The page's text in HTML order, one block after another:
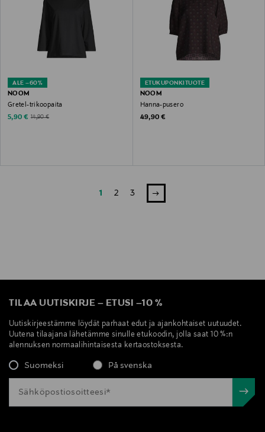
ALE –60%
NOOM
Gretel-trikoopaita
Discounted Price
5,90 € Original Price
14,90 €
ETUKUPONKITUOTE
NOOM
Hanna-pusero
Original Price
49,90 €
1 2 3
TILAA UUTISKIRJE – ETUSI –10 %
Uutiskirjeestämme löydät parhaat edut ja ajankohtaiset uutuudet.
Uutena tilaajana lähetämme sinulle etukoodin, jolla saat 10 %:n
alennuksen normaalihintaisesta kertaostoksesta.
Suomeksi På svenska